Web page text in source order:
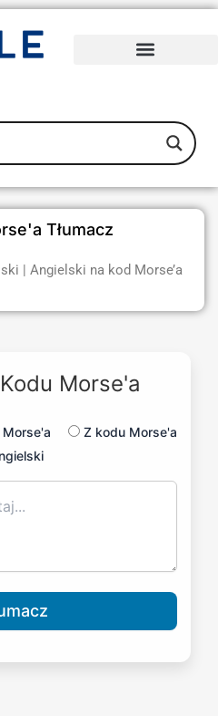
Tłumacz
| Angielski na kod Morse’a
Morse'a
Z kodu Morse'a